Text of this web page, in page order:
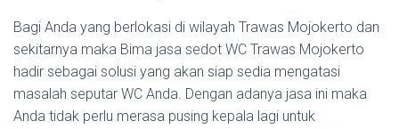
Bagi Anda yang berlokasi di wilayah Trawas Mojokerto dan
sekitarnya maka Bima jasa sedot WC Trawas Mojokerto
hadir sebagai solusi yang akan siap sedia mengatasi
masalah seputar WC Anda. Dengan adanya jasa ini maka
Anda tidak perlu merasa pusing kepala lagi untuk